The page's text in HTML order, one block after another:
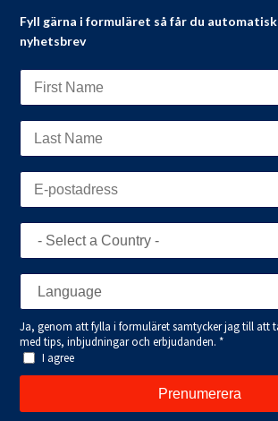
Fyll gärna i formuläret så får du
nyhetsbrev